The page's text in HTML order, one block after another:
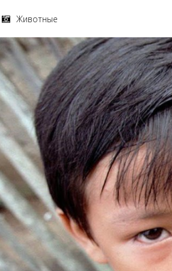
Животные